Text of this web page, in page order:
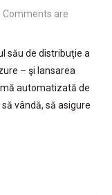
Comments are
său de distribuţie a
– şi lansarea
automatizată de
vândă, să asigure